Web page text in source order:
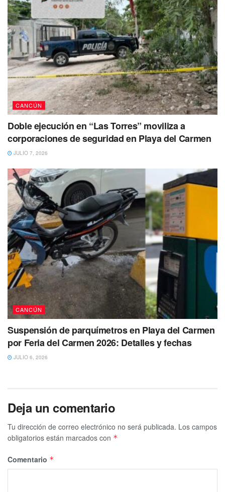
CANCÚN
Doble ejecución en “Las Torres” moviliza a
corporaciones de seguridad en Playa del Carmen
JULIO 7, 2026
CANCÚN
Suspensión de parquímetros en Playa del Carmen
por Feria del Carmen 2026: Detalles y fechas
JULIO 6, 2026
Deja un comentario
Tu dirección de correo electrónico no será publicada. Los campos
obligatorios están marcados con *
Comentario *